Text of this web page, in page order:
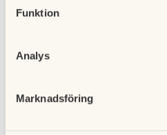
Funktion
Analys
Marknadsföring